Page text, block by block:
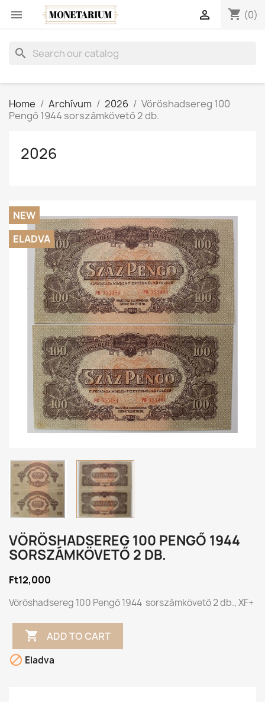
 shopping_cart (0)

search
Home Archívum 2026
Vöröshadsereg 100
Pengő 1944 sorszámkövető 2 db.
2026
NEW
ELADVA
VÖRÖSHADSEREG 100 PENGŐ 1944
SORSZÁMKÖVETŐ 2 DB.
Ft12,000
Vöröshadsereg 100 Pengő 1944 sorszámkövető 2 db., XF+
 ADD TO CART
 Eladva